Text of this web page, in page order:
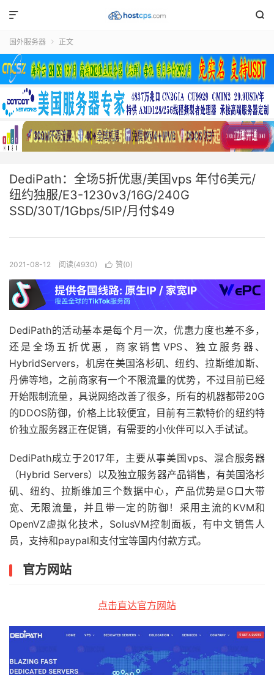


国外服务器  正文
DediPath：全场5折优惠/美国vps 年付6美元/
纽约独服/E3-1230v3/16G/240G
SSD/30T/1Gbps/5IP/月付$49
2021-08-12 阅读(4930)  赞(0)
DediPath的活动基本是每个月一次，优惠力度也差不多，
还是全场五折优惠，商家销售VPS、独立服务器、
HybridServers，机房在美国洛杉矶、纽约、拉斯维加斯、
丹佛等地，之前商家有一个不限流量的优势，不过目前已经
开始限制流量，具说网络改善了很多，所有的机器都带20G
的DDOS防御，价格上比较便宜，目前有三款特价的纽约特
价独立服务器正在促销，有需要的小伙伴可以入手试试。
DediPath成立于2017年，主要从事美国vps、混合服务器
（Hybrid Servers）以及独立服务器产品销售，有美国洛杉
矶、纽约、拉斯维加三个数据中心，产品优势是G口大带
宽、无限流量，并且带一定的防御！采用主流的KVM和
OpenVZ虚拟化技术，SolusVM控制面板，有中文销售人
员，支持和paypal和支付宝等国内付款方式。
官方网站
点击直达官方网站